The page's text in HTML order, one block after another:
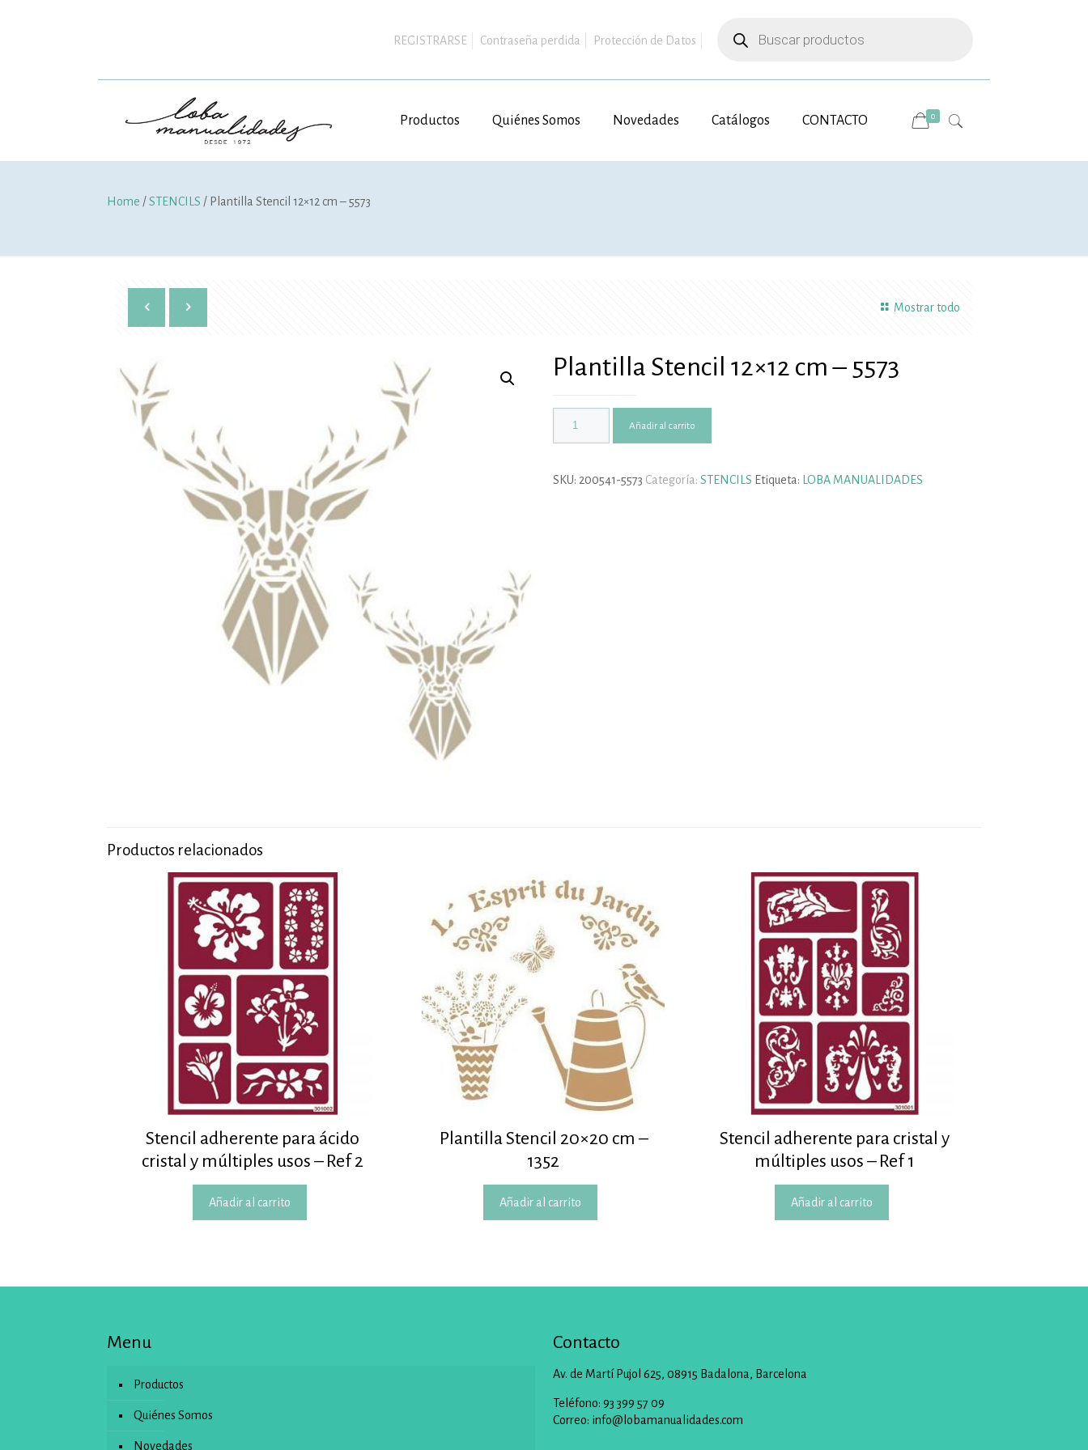
REGISTRARSE Contraseña perdida Protección de Datos
productos
Productos Quiénes Somos Novedades Catálogos CONTACTO 0
Home /STENCILS / Plantilla Stencil 12×12 cm – 5573
Mostrar todo
Plantilla Stencil 12×12 cm – 5573
Añadir al carrito
SKU: 200541-5573 Categoría: STENCILS Etiqueta: LOBA MANUALIDADES
Productos relacionados
Stencil adherente para ácido
cristal y múltiples usos – Ref 2
Añadir al carrito
Plantilla Stencil 20×20 cm –
1352
Añadir al carrito
Stencil adherente para cristal y
múltiples usos – Ref 1
Añadir al carrito
Menu
Productos
Quiénes Somos
Novedades
Contacto
Av. de Martí Pujol 625, 08915 Badalona, Barcelona
Teléfono: 93 399 57 09
Correo: info@lobamanualidades.com